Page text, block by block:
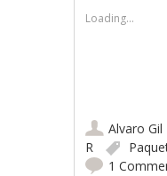
Loading...
Alvaro Gil
R
1